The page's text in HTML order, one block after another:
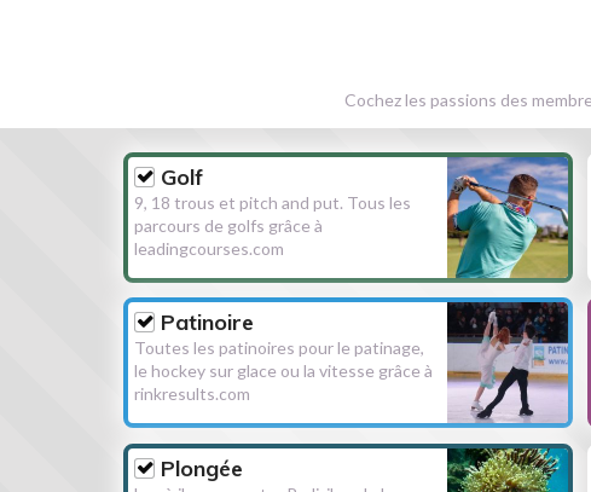
Cochez les passions des
Golf
9, 18 trous et pitch and put. Tous les
parcours de golfs grâce à
leadingcourses.com
Patinoire
Toutes les patinoires pour le patinage,
le hockey sur glace ou la vitesse grâce à
rinkresults.com
Plongée